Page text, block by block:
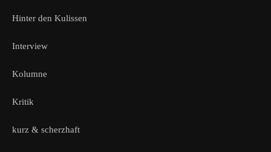
Hinter den Kulissen
Interview
Kolumne
Kritik
kurz & scherzhaft